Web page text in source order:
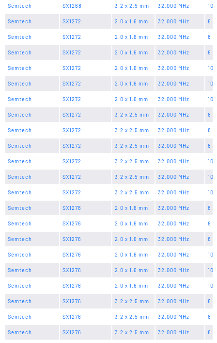
Semtech SX1268 3.2 x 2.5 mm 32.000 MHz 10
Semtech SX1272 2.0 x 1.6 mm 32.000 MHz 8
Semtech SX1272 2.0 x 1.6 mm 32.000 MHz 8
Semtech SX1272 2.0 x 1.6 mm 32.000 MHz 8
Semtech SX1272 2.0 x 1.6 mm 32.000 MHz 10
Semtech SX1272 2.0 x 1.6 mm 32.000 MHz 10
Semtech SX1272 2.0 x 1.6 mm 32.000 MHz 10
Semtech SX1272 3.2 x 2.5 mm 32.000 MHz 8
Semtech SX1272 3.2 x 2.5 mm 32.000 MHz 8
Semtech SX1272 3.2 x 2.5 mm 32.000 MHz 8
Semtech SX1272 3.2 x 2.5 mm 32.000 MHz 10
Semtech SX1272 3.2 x 2.5 mm 32.000 MHz 10
Semtech SX1272 3.2 x 2.5 mm 32.000 MHz 10
Semtech SX1276 2.0 x 1.6 mm 32.000 MHz 8
Semtech SX1276 2.0 x 1.6 mm 32.000 MHz 8
Semtech SX1276 2.0 x 1.6 mm 32.000 MHz 8
Semtech SX1276 2.0 x 1.6 mm 32.000 MHz 10
Semtech SX1276 2.0 x 1.6 mm 32.000 MHz 10
Semtech SX1276 2.0 x 1.6 mm 32.000 MHz 10
Semtech SX1276 3.2 x 2.5 mm 32.000 MHz 8
Semtech SX1276 3.2 x 2.5 mm 32.000 MHz 8
Semtech SX1276 3.2 x 2.5 mm 32.000 MHz 8